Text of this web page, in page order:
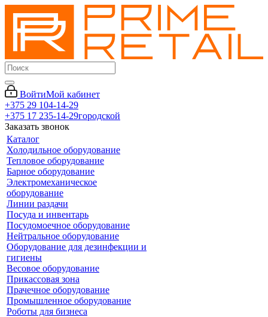
ВойтиМой кабинет
+375 29 104-14-29
+375 17 235-14-29городской
Заказать звонок
Каталог
Холодильное оборудование
Тепловое оборудование
Барное оборудование
Электромеханическое
оборудование
Линии раздачи
Посуда и инвентарь
Посудомоечное оборудование
Нейтральное оборудование
Оборудование для дезинфекции и
гигиены
Весовое оборудование
Прикассовая зона
Прачечное оборудование
Промышленное оборудование
Роботы для бизнеса